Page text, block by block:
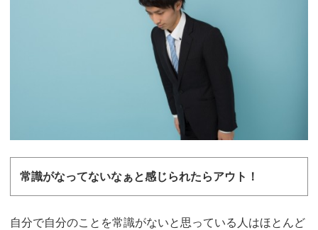
常識がなってないなぁと感じられたらアウト！
自分で自分のことを常識がないと思っている人はほとんど